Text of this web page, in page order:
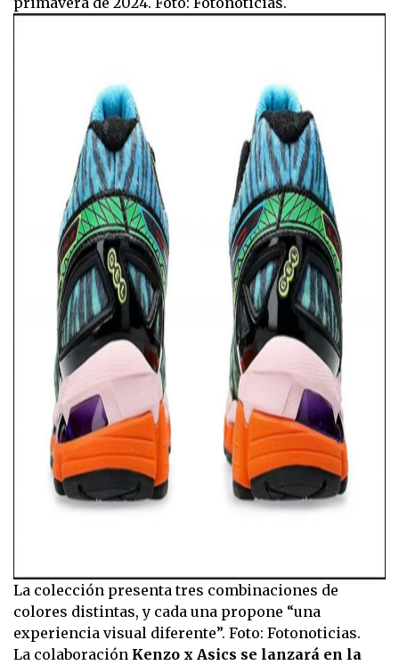
La colección presenta tres combinaciones de
colores distintas, y cada una propone “una
experiencia visual diferente”. Foto: Fotonoticias.
La colaboración Kenzo x Asics se lanzará en la